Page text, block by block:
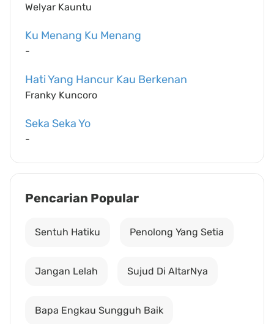
Welyar Kauntu
Ku Menang Ku Menang
-
Hati Yang Hancur Kau Berkenan
Franky Kuncoro
Seka Seka Yo
-
Pencarian Popular
Sentuh Hatiku Penolong Yang Setia
Jangan Lelah Sujud Di AltarNya
Bapa Engkau Sungguh Baik